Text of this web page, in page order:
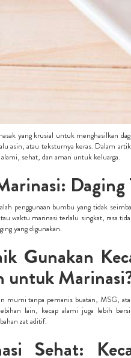
yang krusial untuk menghasilkan
asin, atau teksturnya keras. Dalam
sehat, dan aman untuk keluarga.
Daging
penggunaan bumbu yang tidak
waktu marinasi terlalu singkat, rasa
yang digunakan.
Gunakan
untuk
murni tanpa pemanis buatan, MSG,
lain, kecap alami juga lebih
zat aditif.
Sehat: